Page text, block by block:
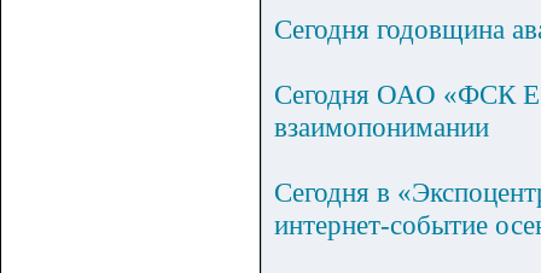
Сегодня годовщина
Сегодня ОАО «ФСК
взаимопонимании
Сегодня в
интернет-событие